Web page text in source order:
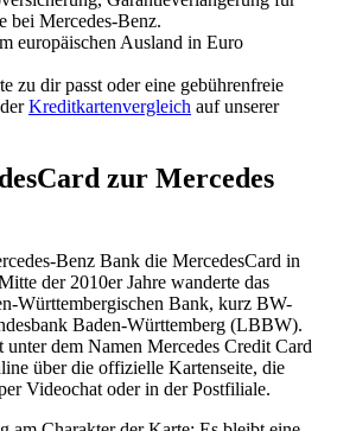
bei Mercedes-Benz.
europäischen Ausland in Euro
zu dir passt oder eine gebührenfreie
Kreditkartenvergleich auf unserer
zur Mercedes
Benz Bank die MercedesCard in
der 2010er Jahre wanderte das
Württembergischen Bank, kurz BW-
Baden-Württemberg (LBBW).
unter dem Namen Mercedes Credit Card
über die offizielle Kartenseite, die
Videochat oder in der Postfiliale.